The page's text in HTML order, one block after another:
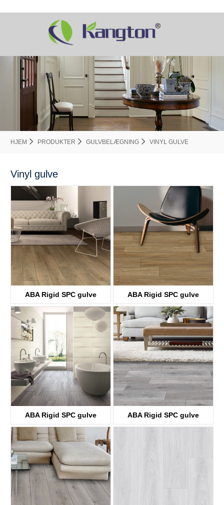
HJEM PRODUKTER GULVBELÆGNING VINYL GULVE
Vinyl gulve
ABA Rigid SPC gulve
KTV8033
ABA Rigid SPC gulve
KTV8034
ABA Rigid SPC gulve
KTV8035
ABA Rigid SPC gulve